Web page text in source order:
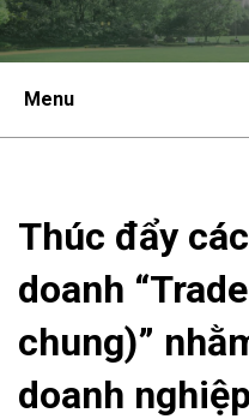
Menu
Thúc đẩy
doanh
chung)”
doanh